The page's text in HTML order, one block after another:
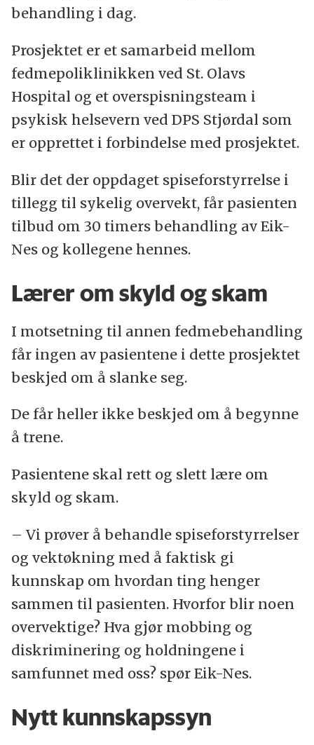
behandling i dag.
Prosjektet er et samarbeid mellom
fedmepoliklinikken ved St. Olavs
Hospital og et overspisningsteam i
psykisk helsevern ved DPS Stjørdal som
er opprettet i forbindelse med prosjektet.
Blir det der oppdaget spiseforstyrrelse i
tillegg til sykelig overvekt, får pasienten
tilbud om 30 timers behandling av Eik-
Nes og kollegene hennes.
Lærer om skyld og skam
I motsetning til annen fedmebehandling
får ingen av pasientene i dette prosjektet
beskjed om å slanke seg.
De får heller ikke beskjed om å begynne
å trene.
Pasientene skal rett og slett lære om
skyld og skam.
– Vi prøver å behandle spiseforstyrrelser
og vektøkning med å faktisk gi
kunnskap om hvordan ting henger
sammen til pasienten. Hvorfor blir noen
overvektige? Hva gjør mobbing og
diskriminering og holdningene i
samfunnet med oss? spør Eik-Nes.
Nytt kunnskapssyn